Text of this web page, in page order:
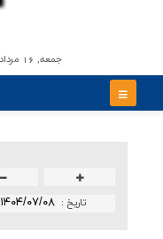
جمعه, 16 مرداد 1405
تاريخ : ۱۴۰۴/۰۷/۰۸